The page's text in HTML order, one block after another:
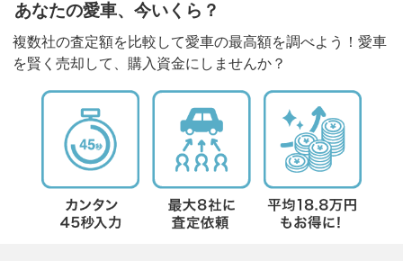
あなたの愛車、今いくら？
複数社の査定額を比較して愛車の最高額を調べよう！愛車
を賢く売却して、購入資金にしませんか？